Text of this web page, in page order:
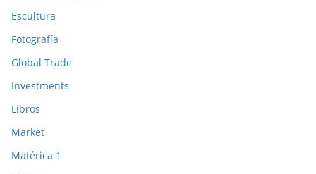
Escultura
Fotografía
Global Trade
Investments
Libros
Market
Matérica 1